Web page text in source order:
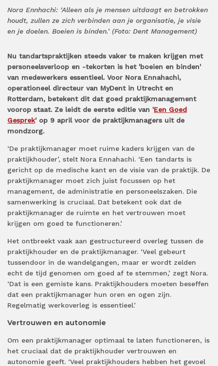
Nora Ennhachi: ‘Alleen als je mensen uitdaagt en betrokken
houdt, zullen ze zich verbinden aan je organisatie, je visie
en je doelen. Boeien is binden.’ (Foto: Dent Management)
Nu tandartspraktijken steeds vaker te maken krijgen met
personeelsverloop en -tekorten is het 'boeien en binden'
van medewerkers essentieel. Voor Nora Ennahachi,
operationeel directeur van MyDent in Utrecht en
Rotterdam, betekent dit dat goed praktijkmanagement
voorop staat. Ze leidt de eerste editie van 'Een Goed
Gesprek' op 9 april voor de praktijkmanagers uit de
mondzorg.
‘De praktijkmanager moet ruime kaders krijgen van de
praktijkhouder’, stelt Nora Ennahachi. ‘Een tandarts is
gericht op de medische kant en de visie van de praktijk. De
praktijkmanager moet zich juist focussen op het
management, de administratie en personeelszaken. Die
samenwerking is cruciaal. Dat betekent ook dat de
praktijkmanager de ruimte en het vertrouwen moet
krijgen om goed te functioneren.’
Het ontbreekt vaak aan gestructureerd overleg tussen de
praktijkhouder en de praktijkmanager. ‘Veel gebeurt
tussendoor in de wandelgangen, maar er wordt zelden
echt de tijd genomen om goed af te stemmen,’ zegt Nora.
‘Dat is een gemiste kans. Praktijkhouders moeten beseffen
dat een praktijkmanager hun oren en ogen zijn.
Regelmatig werkoverleg is essentieel.’
Vertrouwen en autonomie
Om een praktijkmanager optimaal te laten functioneren, is
het cruciaal dat de praktijkhouder vertrouwen en
autonomie geeft. ‘Veel praktijkhouders hebben het gevoel